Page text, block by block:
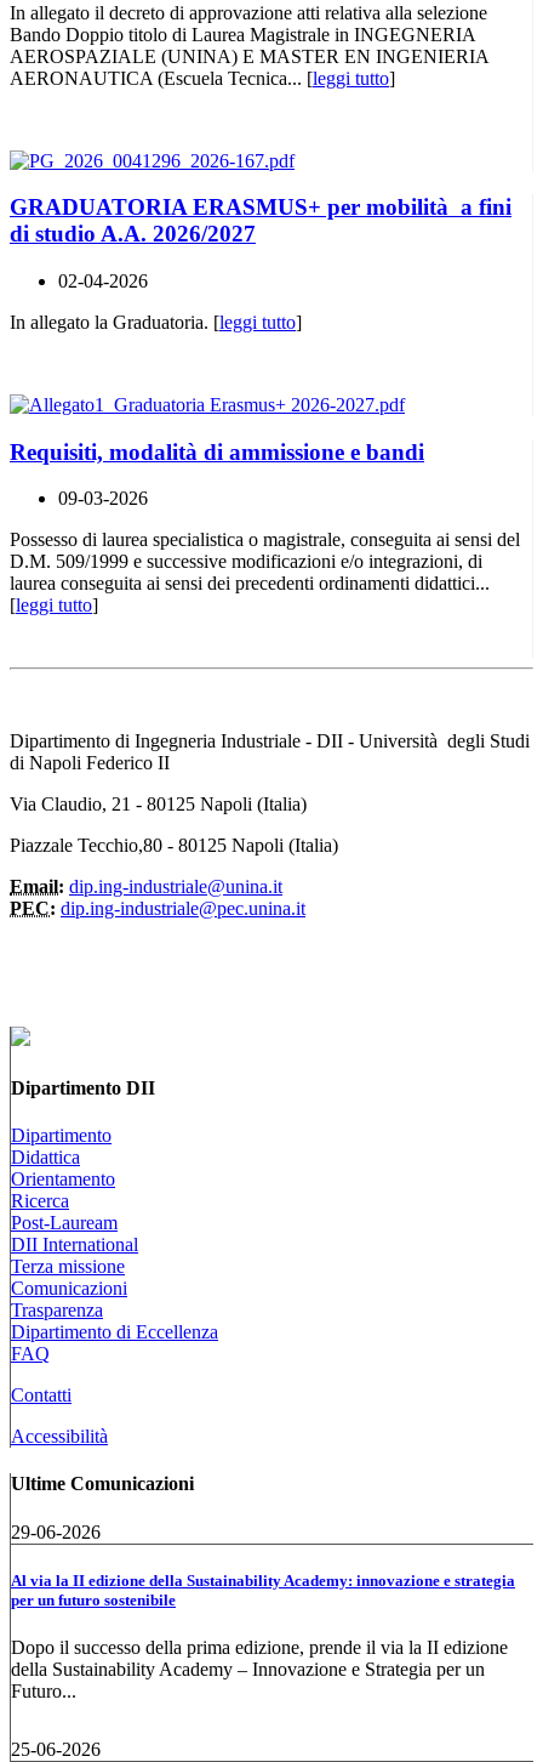
In allegato il decreto di approvazione atti relativa alla selezione
Bando Doppio titolo di Laurea Magistrale in INGEGNERIA
AEROSPAZIALE (UNINA) E MASTER EN INGENIERIA
AERONAUTICA (Escuela Tecnica... [leggi tutto]
GRADUATORIA ERASMUS+ per mobilità a fini
di studio A.A. 2026/2027
02-04-2026
In allegato la Graduatoria. [leggi tutto]
Requisiti, modalità di ammissione e bandi
09-03-2026
Possesso di laurea specialistica o magistrale, conseguita ai sensi del
D.M. 509/1999 e successive modificazioni e/o integrazioni, di
laurea conseguita ai sensi dei precedenti ordinamenti didattici...
[leggi tutto]
Dipartimento di Ingegneria Industriale - DII - Università degli Studi
di Napoli Federico II
Via Claudio, 21 - 80125 Napoli (Italia)
Piazzale Tecchio,80 - 80125 Napoli (Italia)
Email: dip.ing-industriale@unina.it
PEC: dip.ing-industriale@pec.unina.it
Dipartimento DII
Dipartimento
Didattica
Orientamento
Ricerca
Post-Lauream
DII International
Terza missione
Comunicazioni
Trasparenza
Dipartimento di Eccellenza
FAQ
Contatti
Accessibilità
Ultime Comunicazioni
29-06-2026
Al via la II edizione della Sustainability Academy: innovazione e strategia
per un futuro sostenibile
Dopo il successo della prima edizione, prende il via la II edizione
della Sustainability Academy – Innovazione e Strategia per un
Futuro...
25-06-2026